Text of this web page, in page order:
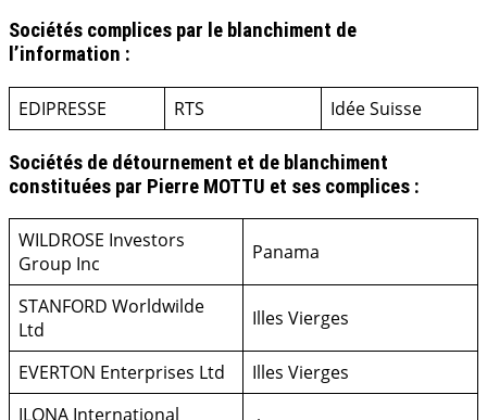
Sociétés complices par le blanchiment de
l’information :
EDIPRESSE RTS Idée Suisse
Sociétés de détournement et de blanchiment
constituées par Pierre MOTTU et ses complices :
WILDROSE Investors
Group Inc
Panama
STANFORD Worldwilde
Ltd
Illes Vierges
EVERTON Enterprises Ltd
Illes Vierges
ILONA International